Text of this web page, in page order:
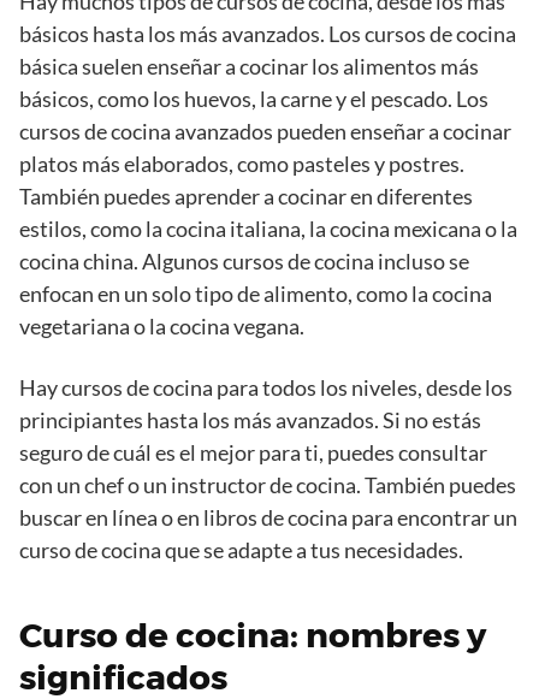
básicos hasta los más avanzados. Los cursos de cocina
básica suelen enseñar a cocinar los alimentos más
básicos, como los huevos, la carne y el pescado. Los
cursos de cocina avanzados pueden enseñar a cocinar
platos más elaborados, como pasteles y postres.
También puedes aprender a cocinar en diferentes
estilos, como la cocina italiana, la cocina mexicana o la
cocina china. Algunos cursos de cocina incluso se
enfocan en un solo tipo de alimento, como la cocina
vegetariana o la cocina vegana.
Hay cursos de cocina para todos los niveles, desde los
principiantes hasta los más avanzados. Si no estás
seguro de cuál es el mejor para ti, puedes consultar
con un chef o un instructor de cocina. También puedes
buscar en línea o en libros de cocina para encontrar un
curso de cocina que se adapte a tus necesidades.
Curso de cocina: nombres y
significados